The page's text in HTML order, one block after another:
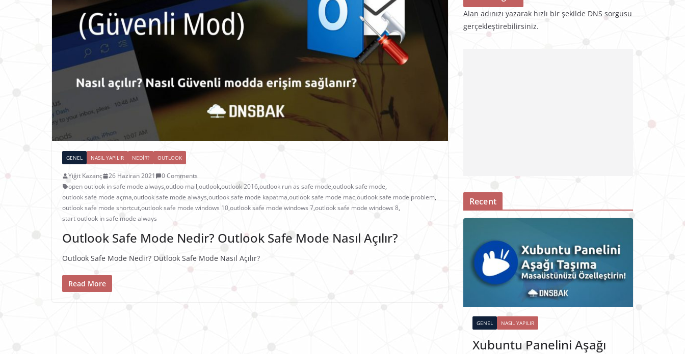
GENEL NASIL YAPILIR NEDIR? OUTLOOK
Yiğit Kazanç 26 Haziran 2021
0 Comments
open outlook in safe mode always,outloo mail,outlook,outlook 2016,outlook run as safe mode,outlook safe mode,
outlook safe mode açma,outlook safe mode always,outlook safe mode kapatma,outlook safe mode mac,outlook safe mode problem,
outlook safe mode shortcut,outlook safe mode windows 10,outlook safe mode windows 7,outlook safe mode windows 8,
start outlook in safe mode always
Outlook Safe Mode Nedir? Outlook Safe Mode Nasıl Açılır?
Outlook Safe Mode Nedir? Outlook Safe Mode Nasıl Açılır?
Read More
Alan adınızı yazarak hızlı bir şekilde DNS sorgusu
gerçekleştirebilirsiniz.
Recent
GENEL NASIL YAPILIR
Xubuntu Panelini Aşağı